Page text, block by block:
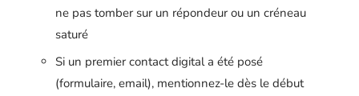
ne pas tomber sur un répondeur ou un créneau
saturé
Si un premier contact digital a été posé
(formulaire, email), mentionnez-le dès le début